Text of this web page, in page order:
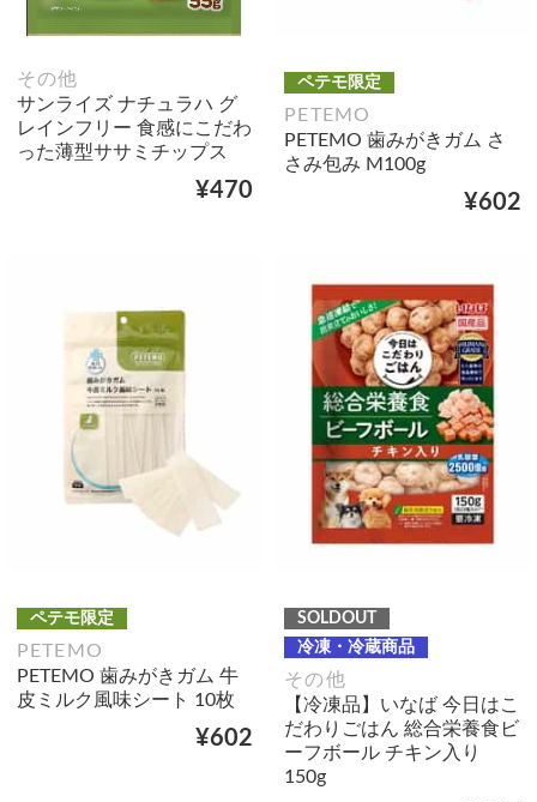
その他
サンライズ ナチュラハ グ
レインフリー 食感にこだわ
った薄型ササミチップス
¥470
ペテモ限定
PETEMO
PETEMO 歯みがきガム さ
さみ包み M100g
¥602
ペテモ限定
PETEMO
PETEMO 歯みがきガム 牛
皮ミルク風味シート 10枚
¥602
SOLDOUT
冷凍・冷蔵商品
その他
【冷凍品】いなば 今日はこ
だわりごはん 総合栄養食ビ
ーフボール チキン入り
150g